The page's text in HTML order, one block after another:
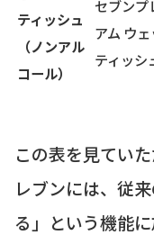
ティッシュ
（ノンアル
コール）
セブンプ
アム ウェ
ティッシ
この表を見てい
レブンには、従
る」という機能